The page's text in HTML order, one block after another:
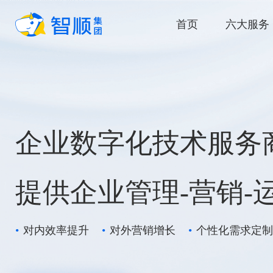
首页 六大服务
企业数字化技术服务
提供企业管理-营销-
• 对内效率提升 • 对外营销增长 • 个性化需求定制